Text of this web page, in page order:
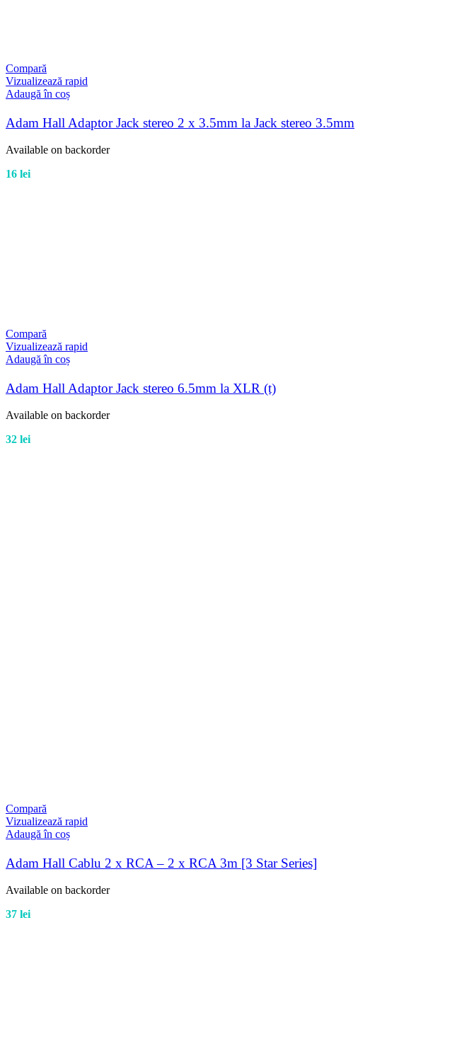
Compară
Vizualizează rapid
Adaugă în coș
Adam Hall Adaptor Jack stereo 2 x 3.5mm la Jack stereo 3.5mm
Available on backorder
16 lei
Compară
Vizualizează rapid
Adaugă în coș
Adam Hall Adaptor Jack stereo 6.5mm la XLR (t)
Available on backorder
32 lei
Compară
Vizualizează rapid
Adaugă în coș
Adam Hall Cablu 2 x RCA – 2 x RCA 3m [3 Star Series]
Available on backorder
37 lei